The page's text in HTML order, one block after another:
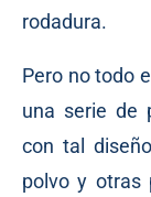
rodadura.
Pero no todo
una serie de
con tal
polvo y otras